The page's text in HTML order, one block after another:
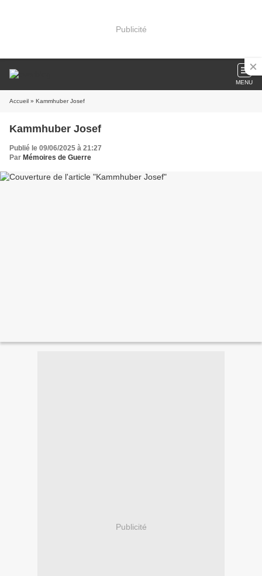
Publicité
MENU
Accueil » Kammhuber Josef
Kammhuber Josef
Publié le 09/06/2025 à 21:27
Par Mémoires de Guerre
Publicité